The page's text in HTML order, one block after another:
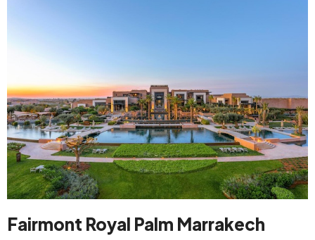
Fairmont Royal Palm Marrakech